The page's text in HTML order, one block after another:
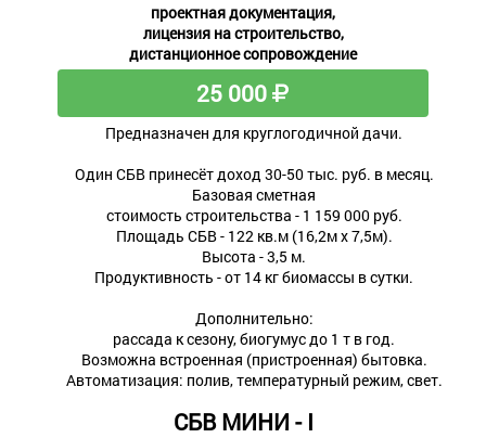
проектная документация,
лицензия на строительство,
дистанционное сопровождение
25 000
Предназначен для круглогодичной дачи.
Один СБВ принесёт доход 30-50 тыс. руб. в месяц.
Базовая сметная
стоимость строительства - 1 159 000 руб.
Площадь СБВ - 122 кв.м (16,2м х 7,5м).
Высота - 3,5 м.
Продуктивность - от 14 кг биомассы в сутки.
Дополнительно:
рассада к сезону, биогумус до 1 т в год.
Возможна встроенная (пристроенная) бытовка.
Автоматизация: полив, температурный режим, свет.
СБВ МИНИ - I